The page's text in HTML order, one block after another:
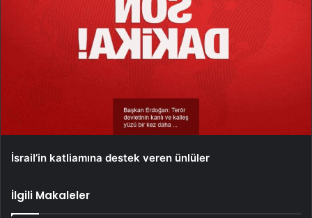
İsrail’in katliamına destek veren ünlüler
İlgili Makaleler